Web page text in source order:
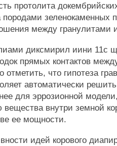
протолита
породами зеленокаменных
между гранулитами
диксмирил иини 11с
прямых контактов
что гипотеза
автоматически
для эррозионной
вещества внутри земной
ее мощности.
идей корового